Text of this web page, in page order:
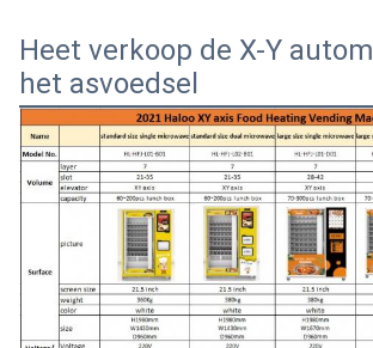
Heet verkoop de X-Y
het asvoedsel